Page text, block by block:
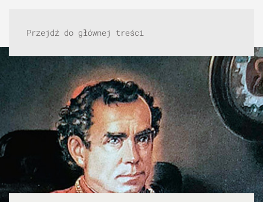
Przejdź do głównej treści